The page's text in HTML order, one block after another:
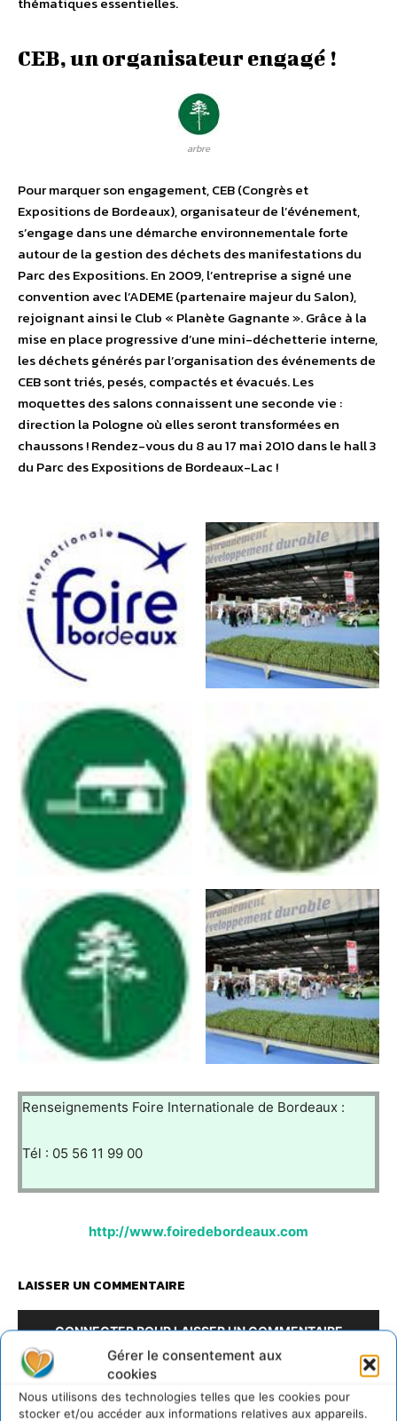
Gérer le consentement aux
cookies
Nous utilisons des technologies telles que les cookies pour
stocker et/ou accéder aux informations relatives aux appareils.
CEB, un organisateur engagé !
arbre
Pour marquer son engagement, CEB (Congrès et
Expositions de Bordeaux), organisateur de l’événement,
s’engage dans une démarche environnementale forte
autour de la gestion des déchets des manifestations du
Parc des Expositions. En 2009, l’entreprise a signé une
convention avec l’ADEME (partenaire majeur du Salon),
rejoignant ainsi le Club « Planète Gagnante ». Grâce à la
mise en place progressive d’une mini-déchetterie interne,
les déchets générés par l’organisation des événements de
CEB sont triés, pesés, compactés et évacués. Les
moquettes des salons connaissent une seconde vie :
direction la Pologne où elles seront transformées en
chaussons ! Rendez-vous du 8 au 17 mai 2010 dans le hall 3
du Parc des Expositions de Bordeaux-Lac !
Renseignements Foire Internationale de Bordeaux :
Tél : 05 56 11 99 00
http://www.foiredebordeaux.com
LAISSER UN COMMENTAIRE
CONNECTER POUR LAISSER UN COMMENTAIRE